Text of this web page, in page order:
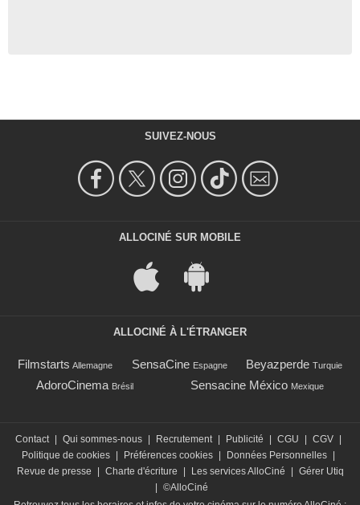
SUIVEZ-NOUS
ALLOCINÉ SUR MOBILE
ALLOCINÉ À L'ÉTRANGER
Filmstarts Allemagne SensaCine Espagne Beyazperde Turquie
AdoroCinema Brésil Sensacine México Mexique
Contact | Qui sommes-nous | Recrutement | Publicité | CGU | CGV |
Politique de cookies | Préférences cookies | Données Personnelles |
Revue de presse
| Charte d'écriture | Les services AlloCiné | Gérer Utiq
| ©AlloCiné